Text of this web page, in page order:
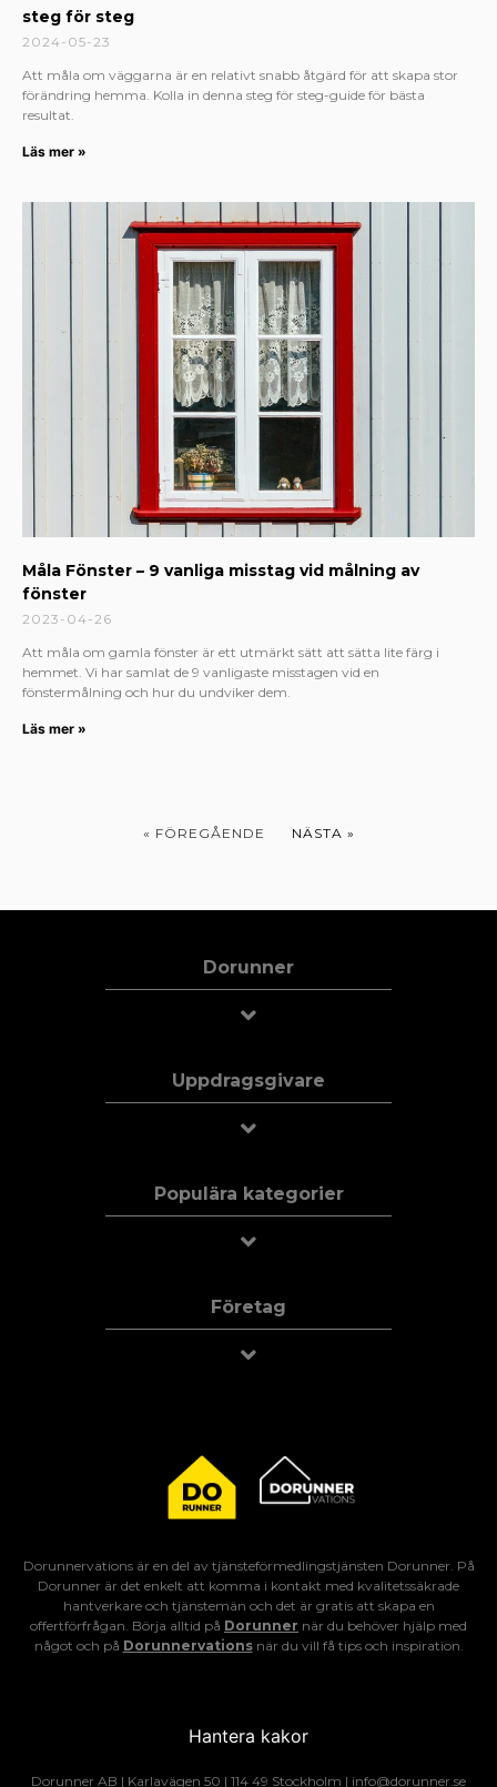
steg för steg
2024-05-23
Att måla om väggarna är en relativt snabb åtgärd för att skapa stor
förändring hemma. Kolla in denna steg för steg-guide för bästa
resultat.
Läs mer »
Måla Fönster – 9 vanliga misstag vid målning av
fönster
2023-04-26
Att måla om gamla fönster är ett utmärkt sätt att sätta lite färg i
hemmet. Vi har samlat de 9 vanligaste misstagen vid en
fönstermålning och hur du undviker dem.
Läs mer »
« FÖREGÅENDE NÄSTA »
Dorunner
Uppdragsgivare
Populära kategorier
Företag
Dorunnervations är en del av tjänsteförmedlingstjänsten Dorunner. På
Dorunner är det enkelt att komma i kontakt med kvalitetssäkrade
hantverkare och tjänstemän och det är gratis att skapa en
offertförfrågan. Börja alltid på Dorunner när du behöver hjälp med
något och på Dorunnervationsnär du vill få tips och inspiration.
Hantera kakor
Dorunner AB | Karlavägen 50 | 114 49 Stockholm | info@dorunner.se